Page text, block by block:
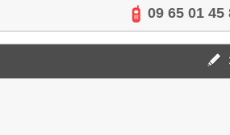
09 65 01 45